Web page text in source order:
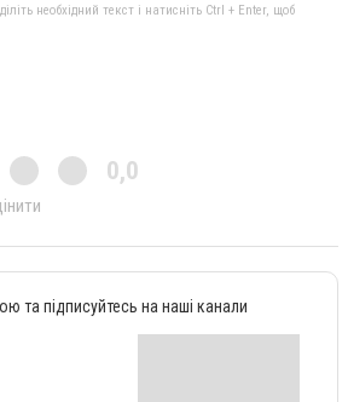
необхідний текст і натисніть Ctrl + Enter, щоб
0,0
та підписуйтесь на наші канали